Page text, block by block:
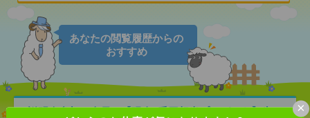
×
あなたの閲覧履歴からの
おすすめ
説明会参加で全員に【現金2千円相当プレゼント】生